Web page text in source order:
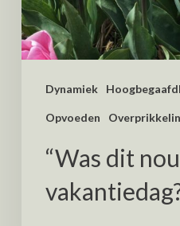
Dynamiek
Opvoeden
“Was dit